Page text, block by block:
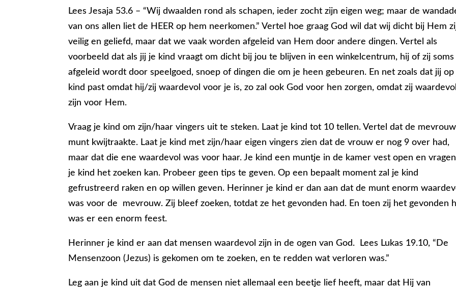
Lees Jesaja 53.6 – “Wij dwaalden rond als schapen, ieder zocht zijn eigen weg; maar de
van ons allen liet de HEER op hem neerkomen.” Vertel hoe graag God wil dat wij dicht bij Hem
veilig en geliefd, maar dat we vaak worden afgeleid van Hem door andere dingen. Vertel als
voorbeeld dat als jij je kind vraagt om dicht bij jou te blijven in een winkelcentrum, hij of zij soms
afgeleid wordt door speelgoed, snoep of dingen die om je heen gebeuren. En net zoals dat jij op
kind past omdat hij/zij waardevol voor je is, zo zal ook God voor hen zorgen, omdat zij waardevol
zijn voor Hem.
Vraag je kind om zijn/haar vingers uit te steken. Laat je kind tot 10 tellen. Vertel dat de
munt kwijtraakte. Laat je kind met zijn/haar eigen vingers zien dat de vrouw er nog 9 over had,
maar dat die ene waardevol was voor haar. Je kind een muntje in de kamer vest open en
je kind het zoeken kan. Probeer geen tips te geven. Op een bepaalt moment zal je kind
gefrustreerd raken en op willen geven. Herinner je kind er dan aan dat de munt enorm
was voor de mevrouw. Zij bleef zoeken, totdat ze het gevonden had. En toen zij het gevonden
was er een enorm feest.
Herinner je kind er aan dat mensen waardevol zijn in de ogen van God. Lees Lukas 19.10, “De
Mensenzoon (Jezus) is gekomen om te zoeken, en te redden wat verloren was.”
Leg aan je kind uit dat God de mensen niet allemaal een beetje lief heeft, maar dat Hij van